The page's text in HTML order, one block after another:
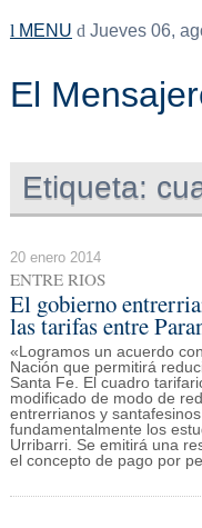
MENU Jueves 06,
El
Etiqueta:
20 enero 2014
ENTRE RIOS
El gobierno
las tarifas entre
«Logramos un acuerdo
Nación que permitirá
Santa Fe. El cuadro
modificado de modo de
entrerrianos y
fundamentalmente los
Urribarri. Se emitirá una
el concepto de pago por